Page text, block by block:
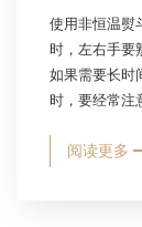
使用非恒温熨
时，左右手要
如果需要长时
时，要经常注
阅读更多